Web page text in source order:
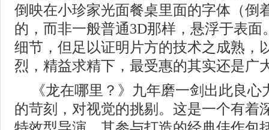
倒映在小珍家光面餐桌里面的字体（倒
的，而非一般普通3D那样，悬浮于表
细节，但足以证明片方的技术之成熟，
烈，精益求精下，最受惠的其实还是广
《龙在哪里？》九年磨一剑出此良
的苛刻，对视觉的挑剔。这是一个有着